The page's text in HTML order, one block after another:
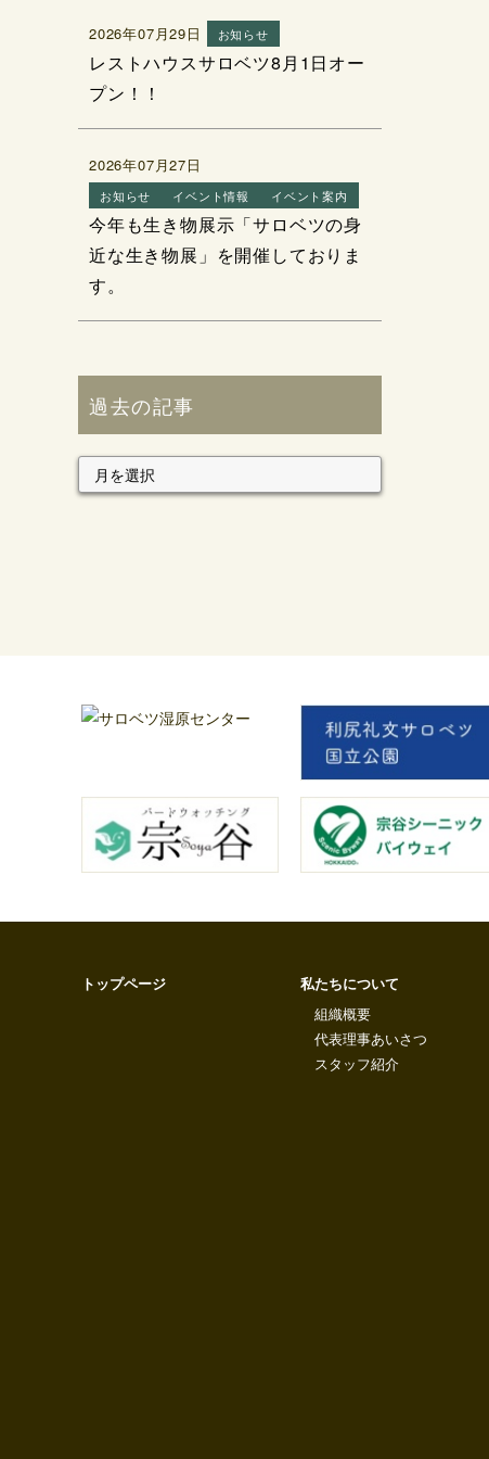
2026年07月29日 お知らせ
レストハウスサロベツ8月1日オー
プン！！
2026年07月27日
お知らせ イベント情報 イベント案内
今年も生き物展示「サロベツの身
近な生き物展」を開催しておりま
す。
過去の記事
トップページ
私たちについて
組織概要
代表理事あいさつ
スタッフ紹介